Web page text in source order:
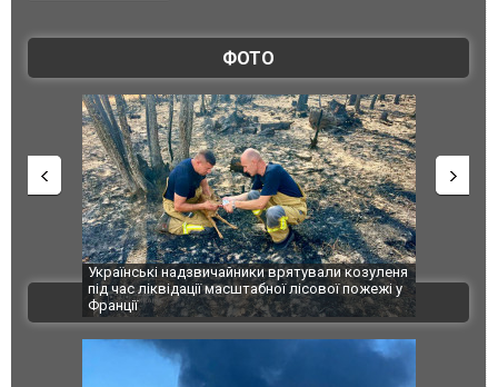
ФОТО
Українські надзвичайники врятували козуленя
під час ліквідації масштабної лісової пожежі у
Франції
СБУ за
Болгарії
ВІДЕО